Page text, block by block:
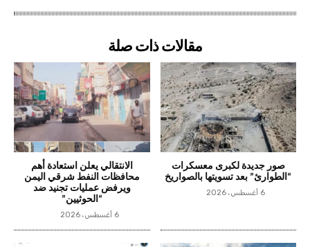
مقالات ذات صلة
صور جديدة لكبرى معسكرات
“الطوارئ” بعد تسويتها بالصواريخ
6 أغسطس، 2026
الانتقالي يعلن استعادة أهم
محافظات النفط شرقي اليمن
ويرفض عمليات تجنيد ضد
“الحوثيين”
6 أغسطس، 2026